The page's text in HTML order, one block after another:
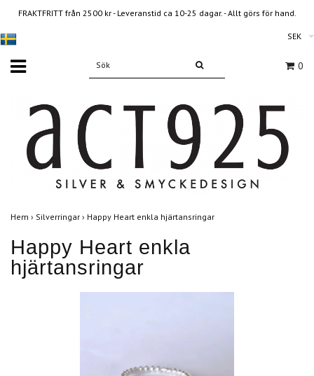
FRAKTFRITT från 2500 kr - Leveranstid ca 10-25 dagar. - Allt görs för hand.
SEK
0
Hem › Silverringar › Happy Heart enkla hjärtansringar
Happy Heart enkla
hjärtansringar